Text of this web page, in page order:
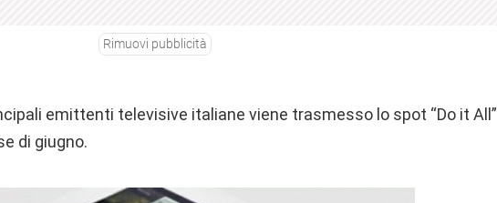
Rimuovi pubblicità
emittenti televisive italiane viene trasmesso lo spot “Do it All”
di giugno.